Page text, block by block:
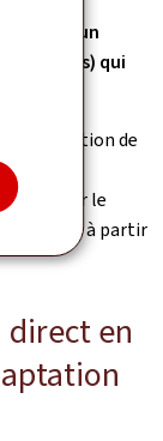
un
de soins) qui
l’évaluation de
de
par le
sont dus à partir
direct en